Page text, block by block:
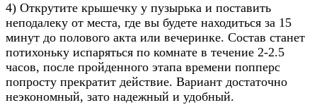
4) Открутите крышечку у пузырька и поставить
неподалеку от места, где вы будете находиться за 15
минут до полового акта или вечеринке. Состав станет
потихоньку испаряться по комнате в течение 2-2.5
часов, после пройденного этапа времени попперс
попросту прекратит действие. Вариант достаточно
неэкономный, зато надежный и удобный.